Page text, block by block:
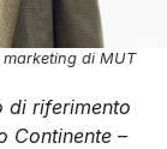
di MUT
di riferimento
Continente –